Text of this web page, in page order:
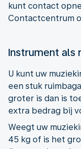
kunt contact
Contactcentrum
Instrument als
U kunt uw
een stuk
groter is dan is
extra bedrag bij
Weegt uw
45 kg of is het